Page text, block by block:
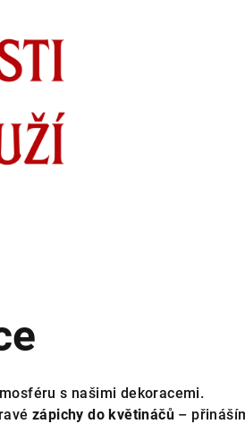
s našimi dekoracemi.
zápichy do květináčů –